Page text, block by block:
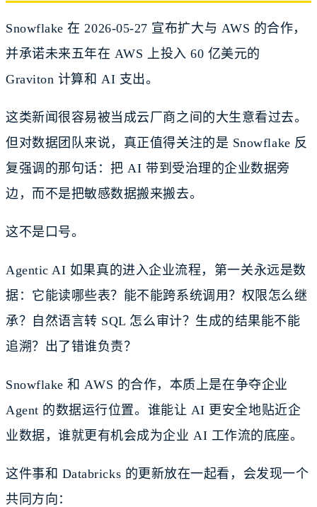
Snowflake 在 2026-05-27 宣布扩大与 AWS 的合作，
并承诺未来五年在 AWS 上投入 60 亿美元的
Graviton 计算和 AI 支出。
这类新闻很容易被当成云厂商之间的大生意看过去。
但对数据团队来说，真正值得关注的是 Snowflake 反
复强调的那句话：把 AI 带到受治理的企业数据旁
边，而不是把敏感数据搬来搬去。
这不是口号。
Agentic AI 如果真的进入企业流程，第一关永远是数
据：它能读哪些表？能不能跨系统调用？权限怎么继
承？自然语言转 SQL 怎么审计？生成的结果能不能
追溯？出了错谁负责？
Snowflake 和 AWS 的合作，本质上是在争夺企业
Agent 的数据运行位置。谁能让 AI 更安全地贴近企
业数据，谁就更有机会成为企业 AI 工作流的底座。
这件事和 Databricks 的更新放在一起看，会发现一个
共同方向：